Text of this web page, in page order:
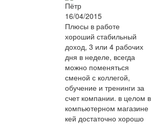
Пётр
16/04/2015
Плюсы в работе
хороший стабильный
доход, 3 или 4 рабочих
дня в неделе, всегда
можно поменяться
сменой с коллегой,
обучение и тренинги за
счет компании. в целом в
компьютерном магазине
кей достаточно хорошо